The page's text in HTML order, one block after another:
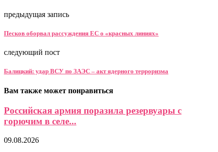
предыдущая запись
Песков оборвал рассуждения ЕС о «красных линиях»
следующий пост
Балицкий: удар ВСУ по ЗАЭС – акт ядерного терроризма
Вам также может понравиться
Российская армия поразила резервуары с
горючим в селе...
09.08.2026